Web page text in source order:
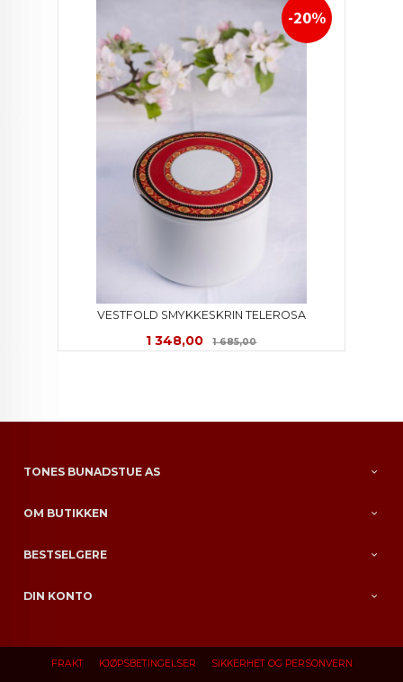
VESTFOLD SMYKKESKRIN TELEROSA
Tilbud
1 348,00 1 685,00Rabatt
-20%
TONES BUNADSTUE AS
OM BUTIKKEN
BESTSELGERE
DIN KONTO
FRAKT KJØPSBETINGELSER SIKKERHET OG PERSONVERN